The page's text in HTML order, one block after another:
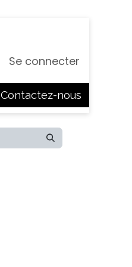
Se connecter
Contactez-nous